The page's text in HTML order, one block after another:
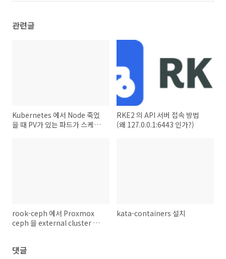
관련글
Kubernetes 에서 Node 죽었
을 때 PV가 있는 파드가 스케쥴
RKE2 의 API 서버 접속 방법
(왜 127.0.0.1:6443 인가?)
rook-ceph 에서 Proxmox
ceph 을 external cluster 으
kata-containers 설치
댓글